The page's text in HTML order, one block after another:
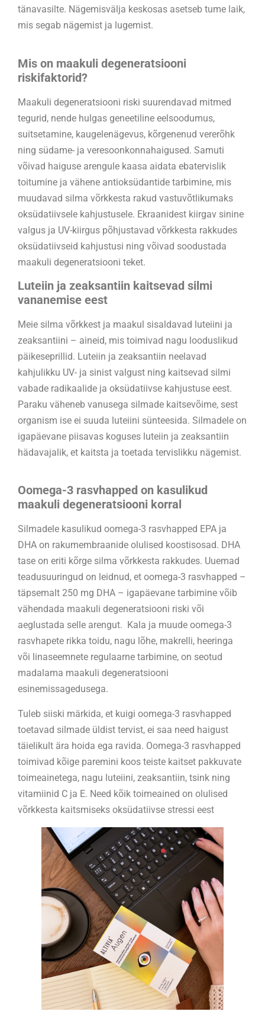
tänavasilte. Nägemisvälja keskosas asetseb tume laik,
mis segab nägemist ja lugemist.
Mis on maakuli degeneratsiooni
riskifaktorid?
Maakuli degeneratsiooni riski suurendavad mitmed
tegurid, nende hulgas geneetiline eelsoodumus,
suitsetamine, kaugelenägevus, kõrgenenud vererõhk
ning südame- ja veresoonkonnahaigused. Samuti
võivad haiguse arengule kaasa aidata ebatervislik
toitumine ja vähene antioksüdantide tarbimine, mis
muudavad silma võrkkesta rakud vastuvõtlikumaks
oksüdatiivsele kahjustusele. Ekraanidest kiirgav sinine
valgus ja UV-kiirgus põhjustavad võrkkesta rakkudes
oksüdatiivseid kahjustusi ning võivad soodustada
maakuli degeneratsiooni teket.
Luteiin ja zeaksantiin kaitsevad silmi
vananemise eest
Meie silma võrkkest ja maakul sisaldavad luteiini ja
zeaksantiini – aineid, mis toimivad nagu looduslikud
päikeseprillid. Luteiin ja zeaksantiin neelavad
kahjulikku UV- ja sinist valgust ning kaitsevad silmi
vabade radikaalide ja oksüdatiivse kahjustuse eest.
Paraku väheneb vanusega silmade kaitsevõime, sest
organism ise ei suuda luteiini sünteesida. Silmadele on
igapäevane piisavas koguses luteiin ja zeaksantiin
hädavajalik, et kaitsta ja toetada tervislikku nägemist.
Oomega-3 rasvhapped on kasulikud
maakuli degeneratsiooni korral
Silmadele kasulikud oomega-3 rasvhapped EPA ja
DHA on rakumembraanide olulised koostisosad. DHA
tase on eriti kõrge silma võrkkesta rakkudes. Uuemad
teadusuuringud on leidnud, et oomega-3 rasvhapped –
täpsemalt 250 mg DHA – igapäevane tarbimine võib
vähendada maakuli degeneratsiooni riski või
aeglustada selle arengut. Kala ja muude oomega-3
rasvhapete rikka toidu, nagu lõhe, makrelli, heeringa
või linaseemnete regulaarne tarbimine, on seotud
madalama maakuli degeneratsiooni
esinemissagedusega.
Tuleb siiski märkida, et kuigi oomega-3 rasvhapped
toetavad silmade üldist tervist, ei saa need haigust
täielikult ära hoida ega ravida. Oomega-3 rasvhapped
toimivad kõige paremini koos teiste kaitset pakkuvate
toimeainetega, nagu luteiini, zeaksantiin, tsink ning
vitamiinid C ja E. Need kõik toimeained on olulised
võrkkesta kaitsmiseks oksüdatiivse stressi eest
SOOVID SAADA
PARIMAID PAKKUMISI?!